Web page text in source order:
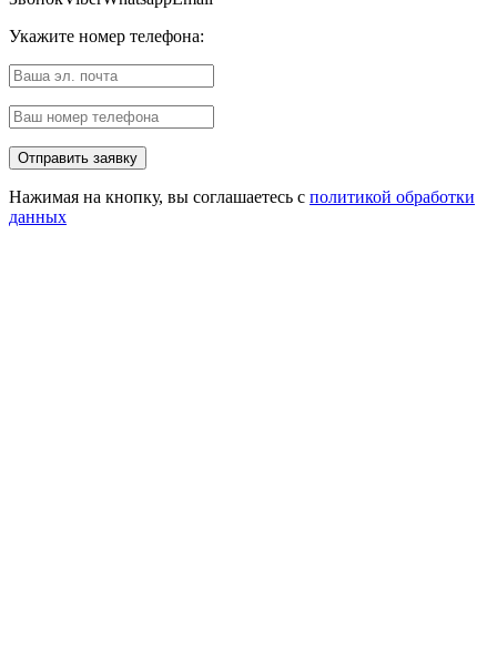
Укажите номер телефона:
Нажимая на кнопку, вы соглашаетесь с политикой обработки
данных